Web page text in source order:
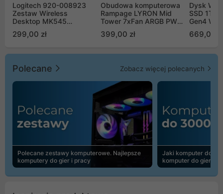
Logitech 920-008923
Zestaw Wireless
Desktop MK545
299,00 zł
Obudowa komputerowa
Rampage LYRON Mid
Tower 7xFan ARGB PWM
399,00 zł
Dysk WD
SSD 1TB
Gen4
669,00
Polecane Zobacz więcej polecanych
Polecane zestawy komputerowe. Najlepsze
komputery do gier i pracy
Jaki komputer do
komputer do gier |